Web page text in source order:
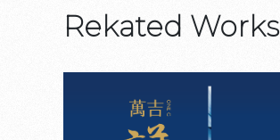
Rekated Works